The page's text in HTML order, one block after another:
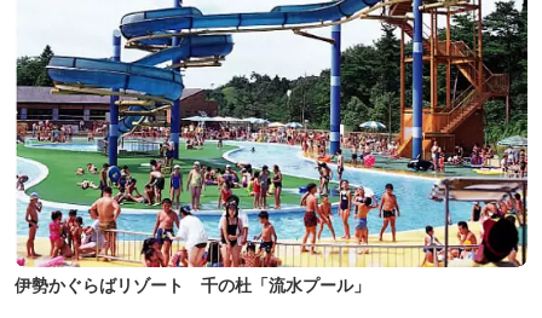
伊勢かぐらばリゾート 千の杜「流水プール」